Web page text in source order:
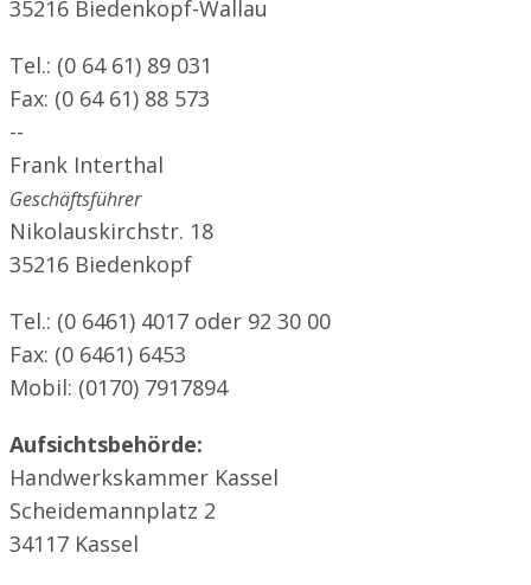
35216 Biedenkopf-Wallau
Tel.: (0 64 61) 89 031
Fax: (0 64 61) 88 573
--
Frank Interthal
Geschäftsführer
Nikolauskirchstr. 18
35216 Biedenkopf
Tel.: (0 6461) 4017 oder 92 30 00
Fax: (0 6461) 6453
Mobil: (0170) 7917894
Aufsichtsbehörde:
Handwerkskammer Kassel
Scheidemannplatz 2
34117 Kassel